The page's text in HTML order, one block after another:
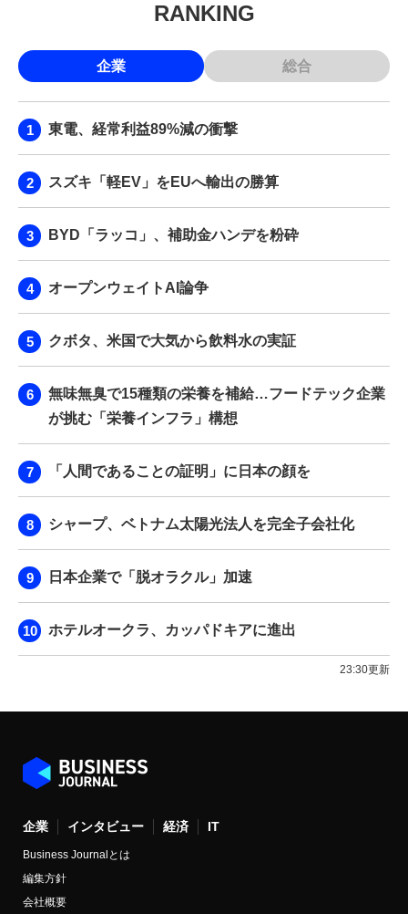
RANKING
企業 総合
東電、経常利益89%減の衝撃
スズキ「軽EV」をEUへ輸出の勝算
BYD「ラッコ」、補助金ハンデを粉砕
オープンウェイトAI論争
クボタ、米国で大気から飲料水の実証
無味無臭で15種類の栄養を補給…フードテック企業
が挑む「栄養インフラ」構想
「人間であることの証明」に日本の顔を
シャープ、ベトナム太陽光法人を完全子会社化
日本企業で「脱オラクル」加速
ホテルオークラ、カッパドキアに進出
23:30更新
企業 インタビュー 経済 IT
Business Journalとは
編集方針
会社概要